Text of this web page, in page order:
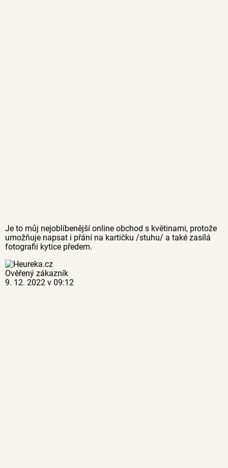
Je to můj nejoblíbenější online obchod s květinami, protože
umožňuje napsat i přání na kartičku /stuhu/ a také zasílá
fotografii kytice předem.
Ověřený zákazník
9. 12. 2022 v 09:12